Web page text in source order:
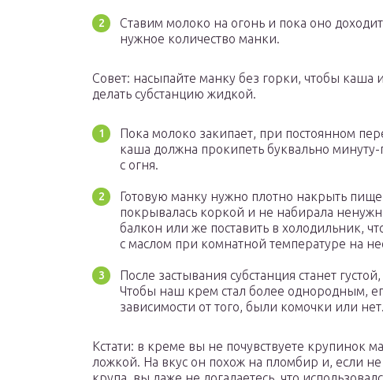
Ставим молоко на огонь и пока оно
нужное количество манки.
Совет: насыпайте манку без горки, чтобы каша
делать субстанцию жидкой.
Пока молоко закипает, при постоянном
каша должна прокипеть буквально
с огня.
Готовую манку нужно плотно накрыть
покрывалась коркой и не набирала
балкон или же поставить в холодильник,
с маслом при комнатной температуре на
После застывания субстанция станет
Чтобы наш крем стал более однородным,
зависимости от того, были комочки или нет.
Кстати: в креме вы не почувствуете крупинок
ложкой. На вкус он похож на пломбир и, если не